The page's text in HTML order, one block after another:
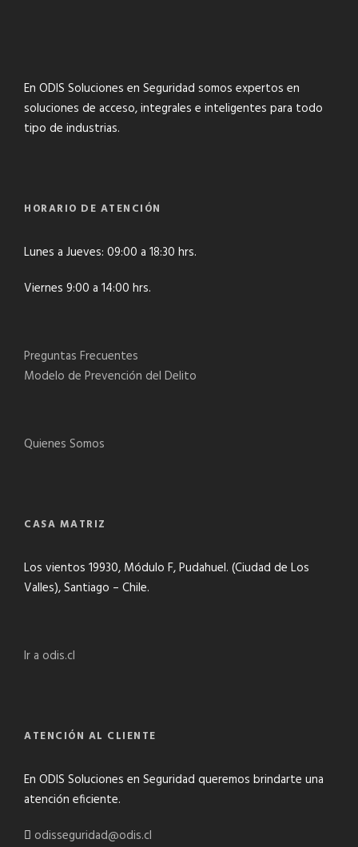
En ODIS Soluciones en Seguridad somos expertos en
soluciones de acceso, integrales e inteligentes para todo
tipo de industrias.
HORARIO DE ATENCIÓN
Lunes a Jueves: 09:00 a 18:30 hrs.
Viernes 9:00 a 14:00 hrs.
Preguntas Frecuentes
Modelo de Prevención del Delito
Quienes Somos
CASA MATRIZ
Los vientos 19930, Módulo F, Pudahuel. (Ciudad de Los
Valles), Santiago – Chile.
Ir a odis.cl
ATENCIÓN AL CLIENTE
En ODIS Soluciones en Seguridad queremos brindarte una
atención eficiente.
odisseguridad@odis.cl